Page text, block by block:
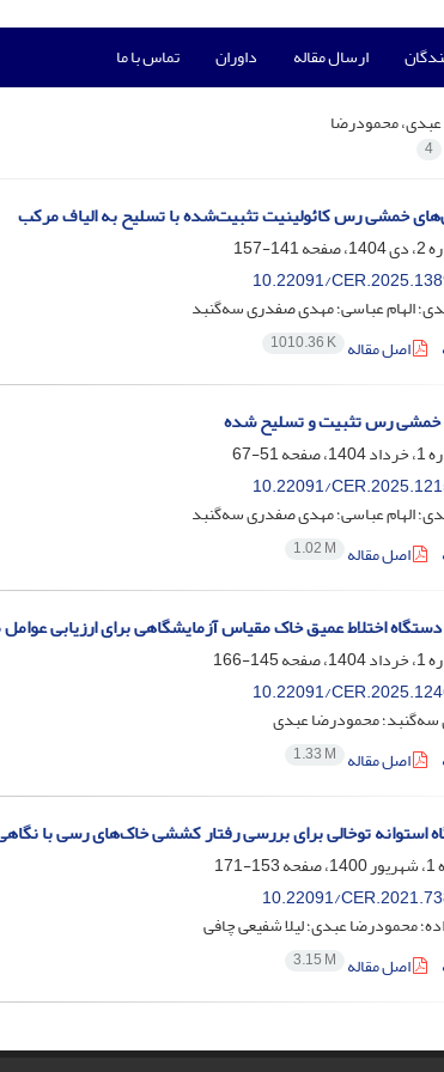
ارسال مقاله داوران تماس با ما
عبدی، محمودرضا
4
خمشی رس کائولینیت تثبیت‌شده با تسلیح به الیاف مرکب
141-157
10.22091/
الهام عباسی؛ مهدی صفدری سه‌گنبد
اصل مقاله 1010.36 K
خمشی رس تثبیت و تسلیح شده
51-67
10.22091/
الهام عباسی؛ مهدی صفدری سه‌گنبد
اصل مقاله 1.02 M
اختلاط عمیق خاک مقیاس آزمایشگاهی برای ارزیابی
145-166
10.22091/
محمودرضا عبدی
اصل مقاله 1.33 M
استوانه توخالی برای بررسی رفتار کششی خاک‌های رسی با
153-171
10.22091/
محمودرضا عبدی؛ لیلا شفیعی چافی
اصل مقاله 3.15 M